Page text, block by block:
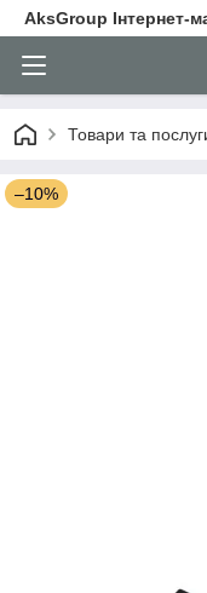
AksGroup Інтернет-
Товари та
–10%